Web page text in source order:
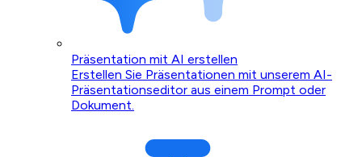
Präsentation mit AI erstellen
Erstellen Sie Präsentationen mit unserem AI-
Präsentationseditor aus einem Prompt oder
Dokument.